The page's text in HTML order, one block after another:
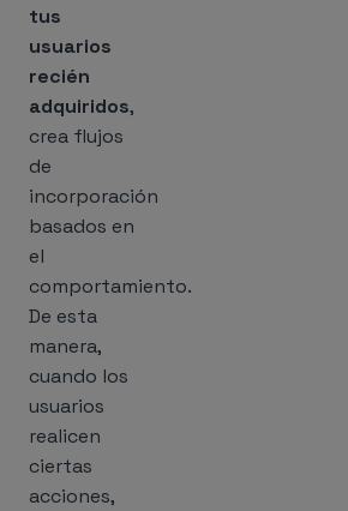
tus
usuarios
recién
adquiridos,
crea flujos
de
incorporación
basados en
el
comportamiento.
De esta
manera,
cuando los
usuarios
realicen
ciertas
acciones,